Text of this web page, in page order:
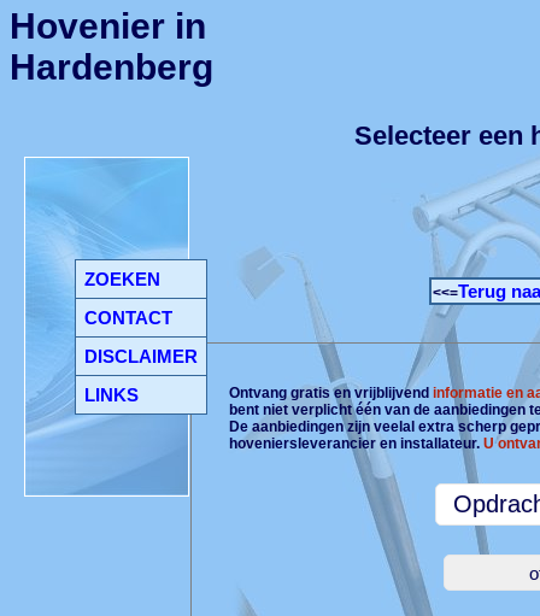
ZOEKEN
CONTACT
DISCLAIMER
LINKS
Hovenier in
Hardenberg
Selecteer een
<<=Terug
Ontvang gratis en vrijblijvendinformatie en
bent niet verplicht één van de aanbiedingen
De aanbiedingen zijn veelal extra scherp
hoveniersleverancier en installateur.U